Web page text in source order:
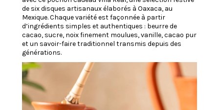
de six disques artisanaux élaborés à Oaxaca, au
Mexique. Chaque variété est façonnée à partir
d’ingrédients simples et authentiques : beurre de
cacao, sucre, noix finement moulues, vanille, cacao pur
et un savoir-faire traditionnel transmis depuis des
générations.